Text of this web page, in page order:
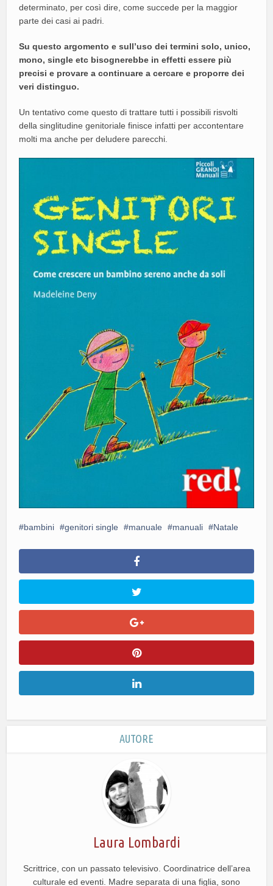
determinato, per così dire, come succede per la maggior
parte dei casi ai padri.
Su questo argomento e sull’uso dei termini solo, unico,
mono, single etc bisognerebbe in effetti essere più
precisi e provare a continuare a cercare e proporre dei
veri distinguo.
Un tentativo come questo di trattare tutti i possibili risvolti
della singlitudine genitoriale finisce infatti per accontentare
molti ma anche per deludere parecchi.
bambini genitori single manuale manuali Natale
AUTORE
Laura Lombardi
Scrittrice, con un passato televisivo. Coordinatrice dell’area
culturale ed eventi. Madre separata di una figlia, sono